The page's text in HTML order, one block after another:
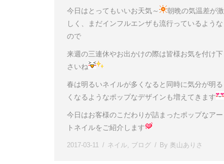
今日はとってもいいお天気～
朝晩の気温差が激
しく、まだインフルエンザも流行っているような
ので
来週の三連休やお出かけの際は皆様お気を付け下
さいね
春は明るいネイルが多くなると同時に気分が明る
くなるようなポップなデザインも増えてきます
今日はお客様のこだわりが詰まったポップなアー
トネイルをご紹介します
2017-03-11 ネイル, ブログ By 奥山ありさ